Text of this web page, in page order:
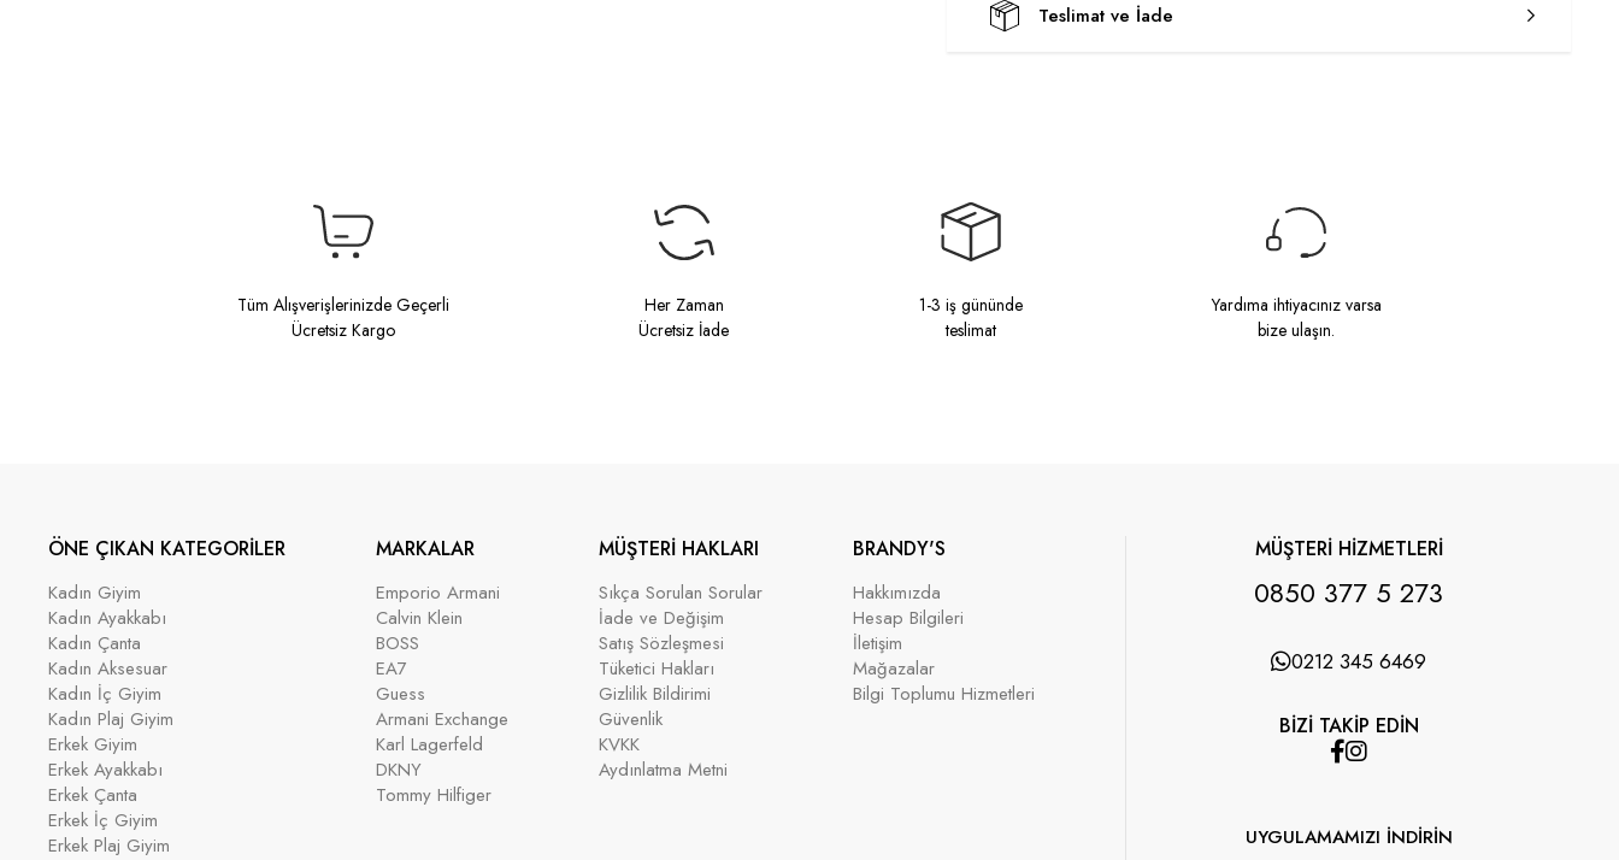
Teslimat ve İade
Tüm Alışverişlerinizde Geçerli
Ücretsiz Kargo
Her Zaman
Ücretsiz İade
1-3 iş gününde
teslimat
Yardıma ihtiyacınız varsa
bize ulaşın.
ÖNE ÇIKAN KATEGORİLER
Kadın Giyim
Kadın Ayakkabı
Kadın Çanta
Kadın Aksesuar
Kadın İç Giyim
Kadın Plaj Giyim
Erkek Giyim
Erkek Ayakkabı
Erkek Çanta
Erkek İç Giyim
Erkek Plaj Giyim
MARKALAR
Emporio Armani
Calvin Klein
BOSS
EA7
Guess
Armani Exchange
Karl Lagerfeld
DKNY
Tommy Hilfiger
MÜŞTERİ HAKLARI
Sıkça Sorulan Sorular
İade ve Değişim
Satış Sözleşmesi
Tüketici Hakları
Gizlilik Bildirimi
Güvenlik
KVKK
Aydınlatma Metni
BRANDY'S
Hakkımızda
Hesap Bilgileri
İletişim
Mağazalar
Bilgi Toplumu Hizmetleri
MÜŞTERİ HİZMETLERİ
0850 377 5 273
0212 345 6469
BİZİ TAKİP EDİN
UYGULAMAMIZI İNDİRİN